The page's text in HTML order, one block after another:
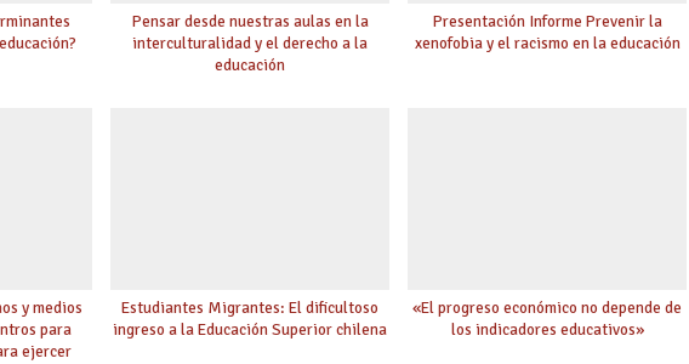
Pensar desde nuestras aulas en la
interculturalidad y el derecho a la
educación
Presentación Informe Prevenir la
xenofobia y el racismo en la educación
y medios
para
ejercer
Estudiantes Migrantes: El dificultoso
ingreso a la Educación Superior chilena
«El progreso económico no depende de
los indicadores educativos»